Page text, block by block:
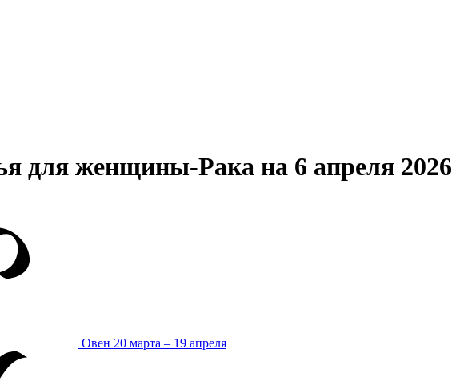
для женщины-Рака на 6 апреля 2026
Овен 20 марта – 19 апреля